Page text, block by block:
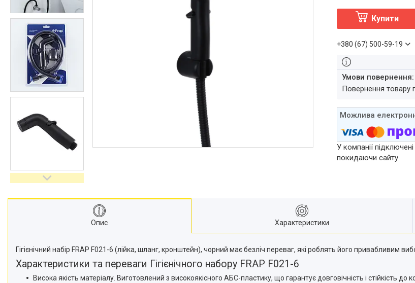
Гнучкі шланги (підведення)
Кухонні мийки
Рушникосушарки
Матеріали для влаштування
теплої підлоги
Запірно-регулююча
Фільтри для води
Насосне обладнання
Пакувальні сантехнічні
Купити
+380 (67) 500-59-19
повернення товару
У компанії
покидаючи сайту.
Опис Характеристики
Гігієнічний набір FRAP F021-6 (лійка, шланг, кронштейн), чорний має безліч переваг, які роблять його привабливим
Характеристики та переваги Гігієнічного набору FRAP F021-6
Висока якість матеріалу. Виготовлений з високоякісного АБС-пластику, що гарантує довговічність і стійкість